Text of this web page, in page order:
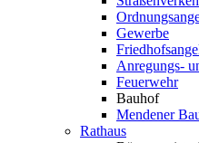
Gewerbe
Anregungs-
Feuerwehr
Bauhof
Mendener
Rathaus